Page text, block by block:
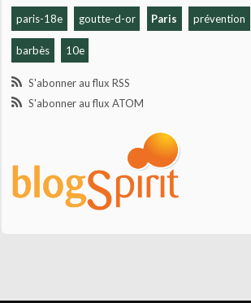
paris-18e goutte-d-or Paris prévention
barbès 10e
S'abonner au flux RSS
S'abonner au flux ATOM